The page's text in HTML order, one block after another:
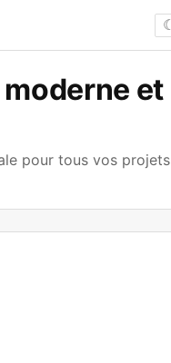
☾
et
pour tous vos projets